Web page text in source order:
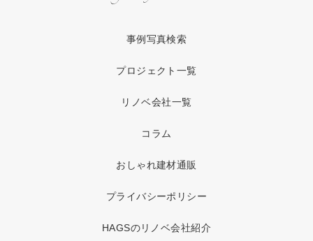
事例写真検索
プロジェクト一覧
リノベ会社一覧
コラム
おしゃれ建材通販
プライバシーポリシー
HAGSのリノベ会社紹介